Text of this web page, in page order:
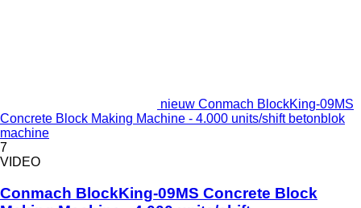
nieuw Conmach BlockKing-09MS
Concrete Block Making Machine - 4.000 units/shift betonblok
machine
7
VIDEO
Conmach BlockKing-09MS Concrete Block